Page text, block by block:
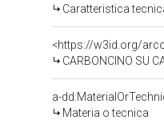
Caratteristica
<https://w3id.org/
CARBONCINO SU
a-
Materia o tecnica